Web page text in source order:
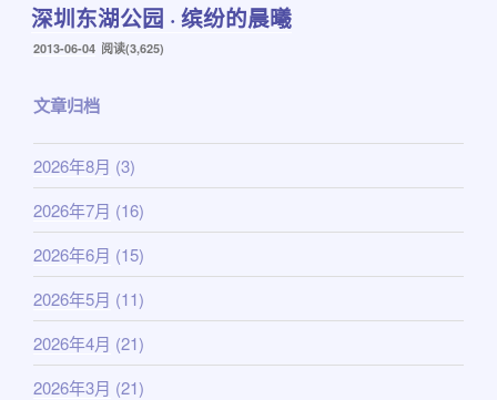
于
深圳东湖公园 · 缤纷的晨曦
发
2013-06-04 阅读(3,625)
文章归档
2026年8月 (3)
2026年7月 (16)
2026年6月 (15)
2026年5月 (11)
2026年4月 (21)
2026年3月 (21)